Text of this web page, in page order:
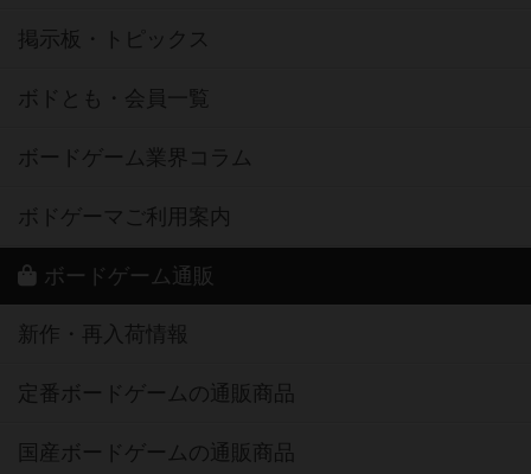
掲示板・トピックス
ボドとも・会員一覧
ボードゲーム業界コラム
ボドゲーマご利用案内
ボードゲーム通販
新作・再入荷情報
定番ボードゲームの通販商品
国産ボードゲームの通販商品